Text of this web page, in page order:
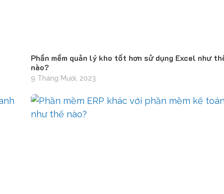
Phần mềm quản lý kho tốt hơn sử dụng Excel như
nào?
9 Tháng Mười, 2023